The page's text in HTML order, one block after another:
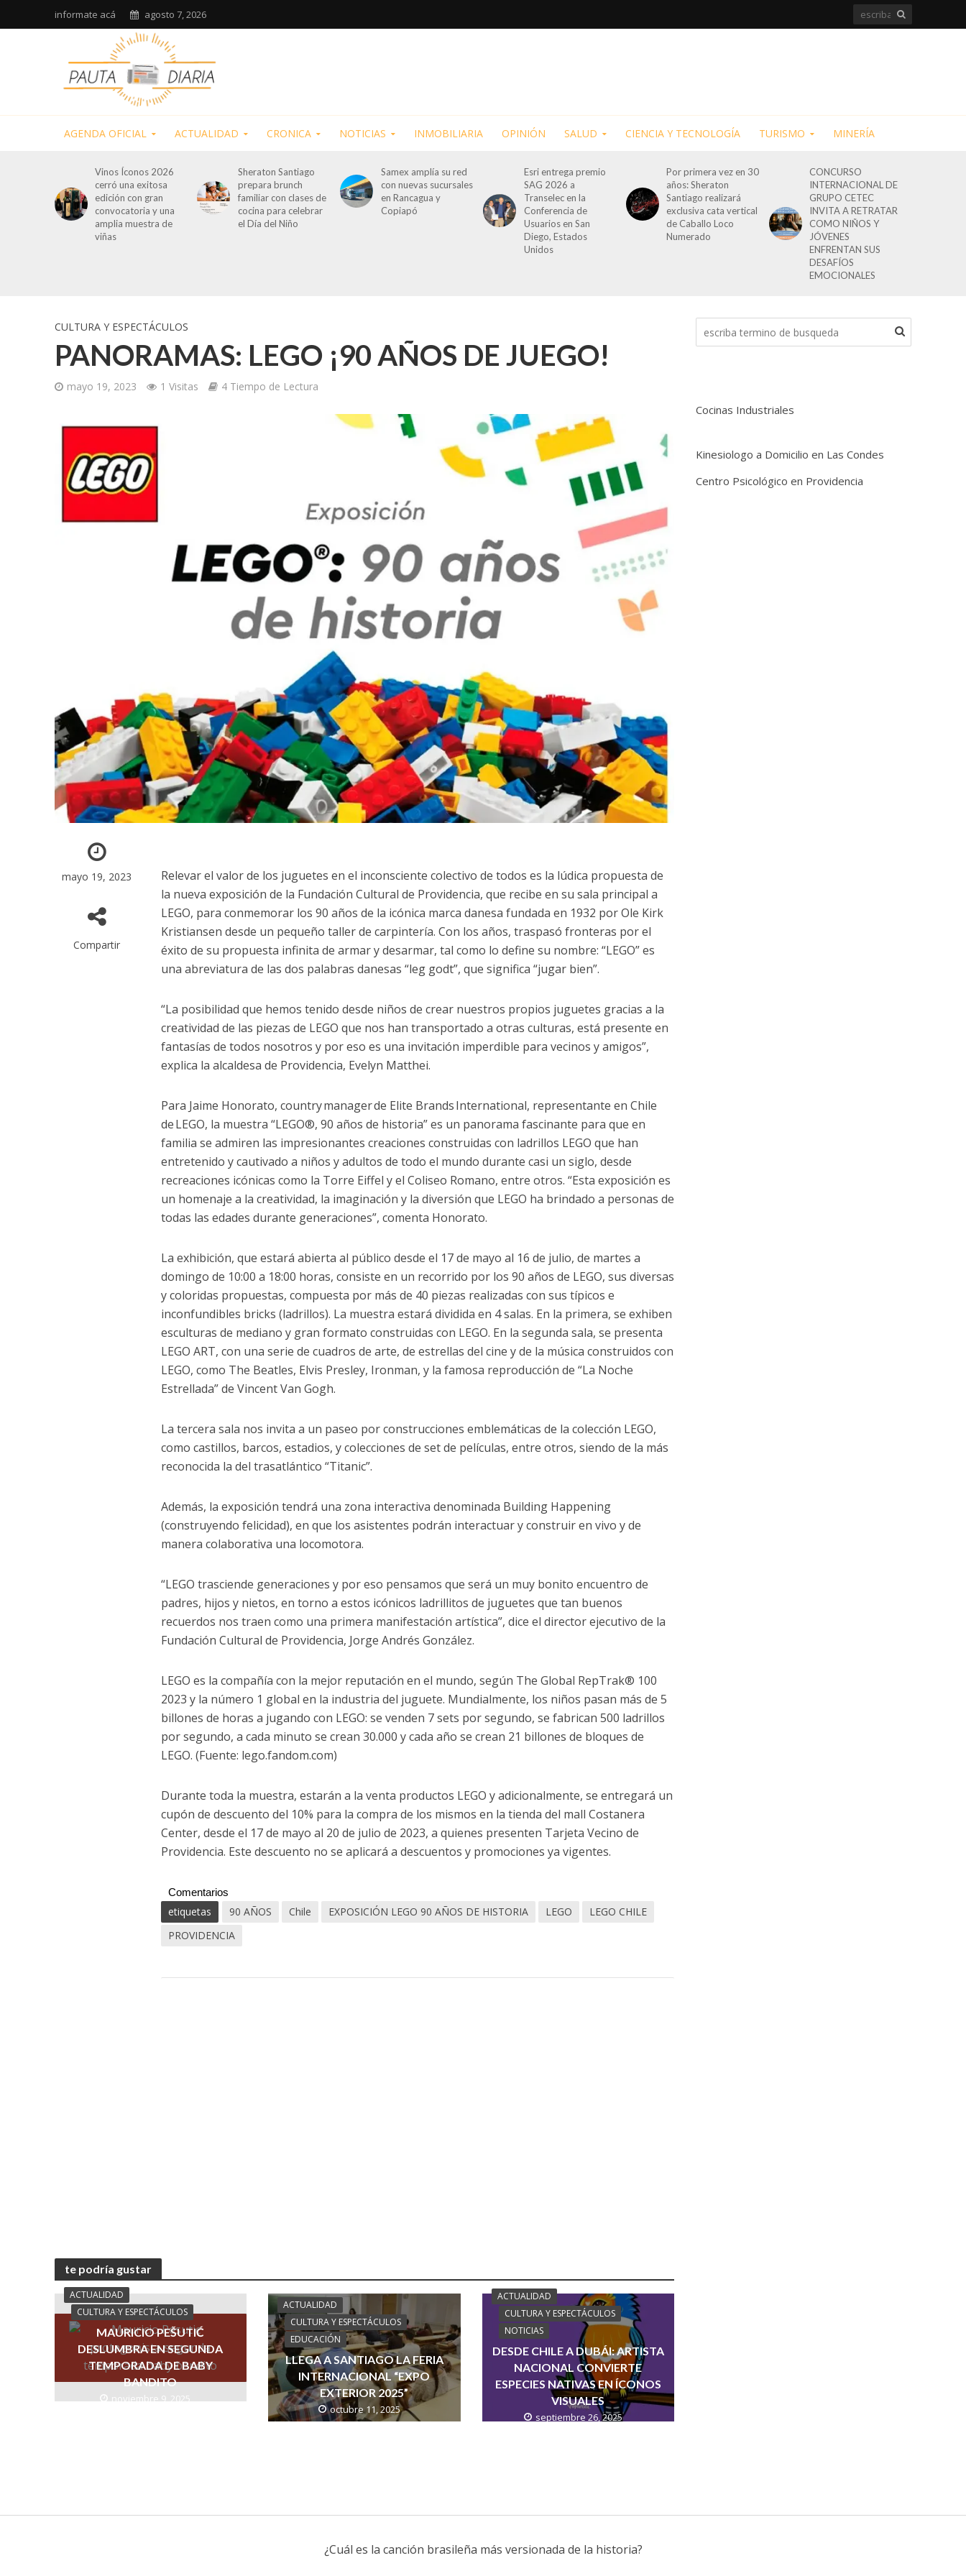
informate acá agosto 7, 2026
AGENDA OFICIAL ACTUALIDAD CRONICA NOTICIAS INMOBILIARIA OPINIÓN SALUD CIENCIA Y TECNOLOGÍA TURISMO MINERÍA
Vinos Íconos 2026
cerró una exitosa
edición con gran
convocatoria y una
amplia muestra de
viñas
Sheraton Santiago
prepara brunch
familiar con clases de
cocina para celebrar
el Día del Niño
Samex amplía su red
con nuevas sucursales
en Rancagua y
Copiapó
Esri entrega premio
SAG 2026 a
Transelec en la
Conferencia de
Usuarios en San
Diego, Estados
Unidos
Por primera vez en 30
años: Sheraton
Santiago realizará
exclusiva cata vertical
de Caballo Loco
Numerado
CONCURSO
INTERNACIONAL DE
GRUPO CETEC
INVITA A RETRATAR
COMO NIÑOS Y
JÓVENES
ENFRENTAN SUS
DESAFÍOS
EMOCIONALES
CULTURA Y ESPECTÁCULOS
PANORAMAS: LEGO ¡90 AÑOS DE JUEGO!
mayo 19, 2023 1 Visitas 4 Tiempo de Lectura
mayo 19, 2023
Compartir
Relevar el valor de los juguetes en el inconsciente colectivo de todos es la lúdica propuesta de
la nueva exposición de la Fundación Cultural de Providencia, que recibe en su sala principal a
LEGO, para conmemorar los 90 años de la icónica marca danesa fundada en 1932 por Ole Kirk
Kristiansen desde un pequeño taller de carpintería. Con los años, traspasó fronteras por el
éxito de su propuesta infinita de armar y desarmar, tal como lo define su nombre: “LEGO” es
una abreviatura de las dos palabras danesas “leg godt”, que significa “jugar bien”.
“La posibilidad que hemos tenido desde niños de crear nuestros propios juguetes gracias a la
creatividad de las piezas de LEGO que nos han transportado a otras culturas, está presente en
fantasías de todos nosotros y por eso es una invitación imperdible para vecinos y amigos”,
explica la alcaldesa de Providencia, Evelyn Matthei.
Para Jaime Honorato, country manager de Elite Brands International, representante en Chile
de LEGO, la muestra “LEGO®, 90 años de historia” es un panorama fascinante para que en
familia se admiren las impresionantes creaciones construidas con ladrillos LEGO que han
entretenido y cautivado a niños y adultos de todo el mundo durante casi un siglo, desde
recreaciones icónicas como la Torre Eiffel y el Coliseo Romano, entre otros. “Esta exposición es
un homenaje a la creatividad, la imaginación y la diversión que LEGO ha brindado a personas de
todas las edades durante generaciones”, comenta Honorato.
La exhibición, que estará abierta al público desde el 17 de mayo al 16 de julio, de martes a
domingo de 10:00 a 18:00 horas, consiste en un recorrido por los 90 años de LEGO, sus diversas
y coloridas propuestas, compuesta por más de 40 piezas realizadas con sus típicos e
inconfundibles bricks (ladrillos). La muestra estará dividida en 4 salas. En la primera, se exhiben
esculturas de mediano y gran formato construidas con LEGO. En la segunda sala, se presenta
LEGO ART, con una serie de cuadros de arte, de estrellas del cine y de la música construidos con
LEGO, como The Beatles, Elvis Presley, Ironman, y la famosa reproducción de “La Noche
Estrellada” de Vincent Van Gogh.
La tercera sala nos invita a un paseo por construcciones emblemáticas de la colección LEGO,
como castillos, barcos, estadios, y colecciones de set de películas, entre otros, siendo de la más
reconocida la del trasatlántico “Titanic”.
Además, la exposición tendrá una zona interactiva denominada Building Happening
(construyendo felicidad), en que los asistentes podrán interactuar y construir en vivo y de
manera colaborativa una locomotora.
“LEGO trasciende generaciones y por eso pensamos que será un muy bonito encuentro de
padres, hijos y nietos, en torno a estos icónicos ladrillitos de juguetes que tan buenos
recuerdos nos traen como una primera manifestación artística”, dice el director ejecutivo de la
Fundación Cultural de Providencia, Jorge Andrés González.
LEGO es la compañía con la mejor reputación en el mundo, según The Global RepTrak® 100
2023 y la número 1 global en la industria del juguete. Mundialmente, los niños pasan más de 5
billones de horas a jugando con LEGO: se venden 7 sets por segundo, se fabrican 500 ladrillos
por segundo, a cada minuto se crean 30.000 y cada año se crean 21 billones de bloques de
LEGO. (Fuente: lego.fandom.com)
Durante toda la muestra, estarán a la venta productos LEGO y adicionalmente, se entregará un
cupón de descuento del 10% para la compra de los mismos en la tienda del mall Costanera
Center, desde el 17 de mayo al 20 de julio de 2023, a quienes presenten Tarjeta Vecino de
Providencia. Este descuento no se aplicará a descuentos y promociones ya vigentes.
Comentarios
etiquetas 90 AÑOS Chile EXPOSICIÓN LEGO 90 AÑOS DE HISTORIA LEGO
LEGO CHILE
PROVIDENCIA
te podría gustar
ACTUALIDAD
CULTURA Y ESPECTÁCULOS
MAURICIO PEŠUTIĆ
DESLUMBRA EN SEGUNDA
TEMPORADA DE BABY
BANDITO
noviembre 9, 2025
ACTUALIDAD
CULTURA Y ESPECTÁCULOS
EDUCACIÓN
LLEGA A SANTIAGO LA FERIA
INTERNACIONAL “EXPO
EXTERIOR 2025”
octubre 11, 2025
ACTUALIDAD
CULTURA Y ESPECTÁCULOS
NOTICIAS
DESDE CHILE A DUBÁI: ARTISTA
NACIONAL CONVIERTE
ESPECIES NATIVAS EN ÍCONOS
VISUALES
septiembre 26, 2025
Cocinas Industriales
Kinesiologo a Domicilio en Las Condes
Centro Psicológico en Providencia
¿Cuál es la canción brasileña más versionada de la historia?